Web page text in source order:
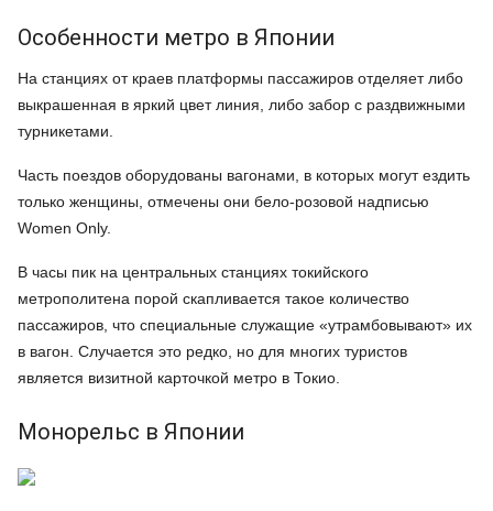
Особенности метро в Японии
На станциях от краев платформы пассажиров отделяет либо
выкрашенная в яркий цвет линия, либо забор с раздвижными
турникетами.
Часть поездов оборудованы вагонами, в которых могут ездить
только женщины, отмечены они бело-розовой надписью
Women Only.
В часы пик на центральных станциях токийского
метрополитена порой скапливается такое количество
пассажиров, что специальные служащие «утрамбовывают» их
в вагон. Случается это редко, но для многих туристов
является визитной карточкой метро в Токио.
Монорельс в Японии